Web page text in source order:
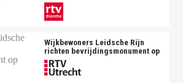
Wijkbewoners Leidsche Rijn
richten bevrijdingsmonument op